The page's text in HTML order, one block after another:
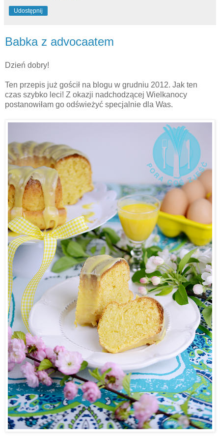
Udostępnij
Babka z advocaatem
Dzień dobry!
Ten przepis już gościł na blogu w grudniu 2012. Jak ten
czas szybko leci! Z okazji nadchodzącej Wielkanocy
postanowiłam go odświeżyć specjalnie dla Was.